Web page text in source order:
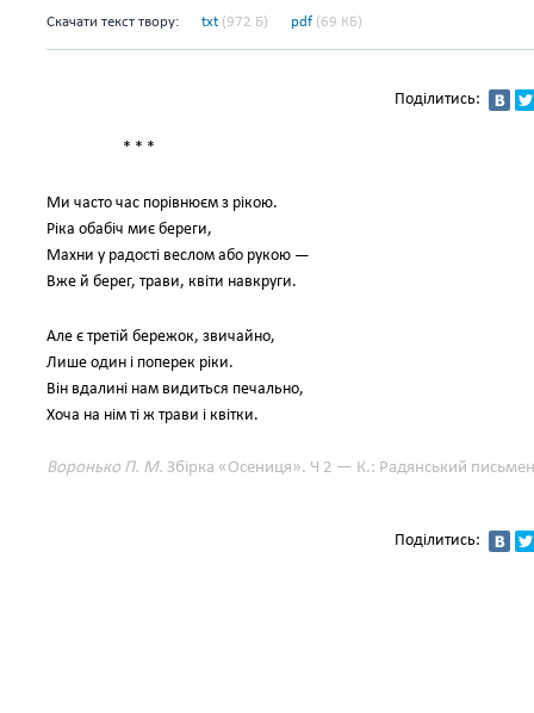
Скачати текст твору: txt (972 Б) pdf (69 КБ)
Поділитись:
* * *
Ми часто час порівнюєм з рікою.
Ріка обабіч миє береги,
Махни у радості веслом або рукою —
Вже й берег, трави, квіти навкруги.
Але є третій бережок, звичайно,
Лише один і поперек ріки.
Він вдалині нам видиться печально,
Хоча на нім ті ж трави і квітки.
Воронько П. М. Збірка «Осениця». Ч 2 — К.: Радянський
Поділитись: